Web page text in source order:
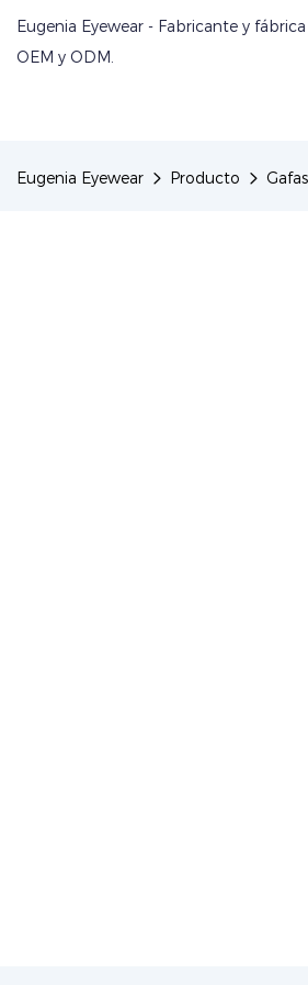
Eugenia Eyewear - Fabricante y
OEM y ODM.
Eugenia Eyewear Producto